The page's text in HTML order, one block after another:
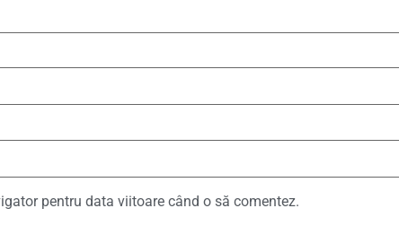
pentru data viitoare când o să comentez.